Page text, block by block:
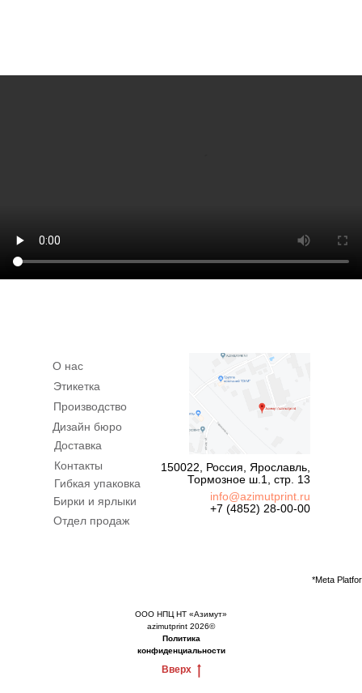
О нас
Этикетка
Производство
Дизайн бюро
Доставка
Контакты
info@azimutprint.ru
+7 (4852) 28-00-00
ООО НПЦ НТ «Азимут»
azimutprint 2026©
Политика
конфиденциальности
150022, Россия, Ярославль,
Тормозное ш.1, стр. 13
Гибкая упаковка
Бирки и ярлыки
Отдел продаж
*Meta
Вверх